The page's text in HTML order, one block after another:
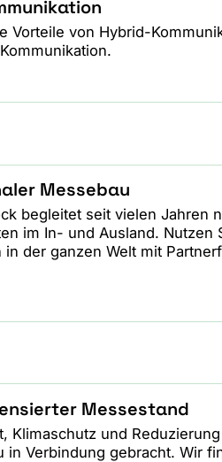
Vorteile von Hybrid-
Messebau
begleitet seit vielen Jahren
im In- und Ausland. Nutzen
in der ganzen Welt mit
Messestand
Klimaschutz und
in Verbindung gebracht. Wir